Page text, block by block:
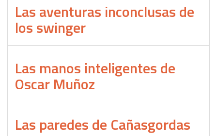
Las aventuras inconclusas de
los swinger
Las manos inteligentes de
Oscar Muñoz
Las paredes de Cañasgordas